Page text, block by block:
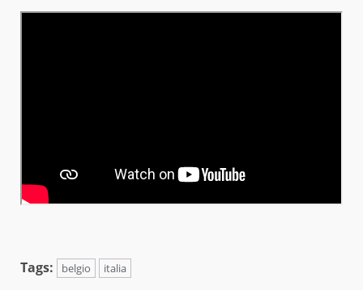
Tags: belgio italia